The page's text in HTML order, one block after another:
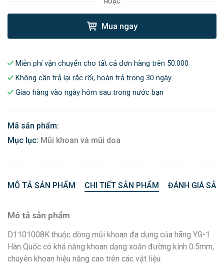
HOẶC
Mua ngay
Miễn phí vận chuyển cho tất cả đơn hàng trên 50.000
Không cần trả lại rắc rối, hoàn trả trong 30 ngày
Giao hàng vào ngày hôm sau trong nước bạn
Mã sản phẩm:
Mục lục: Mũi khoan và mũi doa
MÔ TẢ SẢN PHẨM CHI TIẾT SẢN PHẨM ĐÁNH GIÁ
Mô tả sản phẩm
D1101008K thuộc dòng mũi khoan đa dụng của hãng YG-1
Hàn Quốc có khả năng khoan dạng xoắn đường kính 0.5mm,
chuyên khoan hiệu năng cao trên các vật liệu: